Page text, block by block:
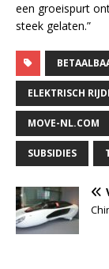
een groeispurt
steek gelaten.”
ELEKTRISCH
MOVE-NL.COM
SUBSIDIES